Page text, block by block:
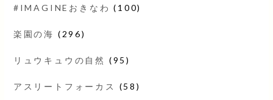
#IMAGINEおきなわ (100)
楽園の海 (296)
リュウキュウの自然 (95)
アスリートフォーカス (58)